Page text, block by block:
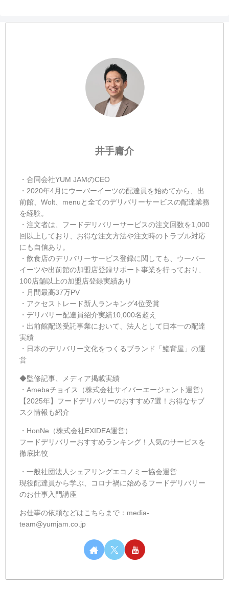
井手庸介
・合同会社YUM JAMのCEO
・2020年4月にウーバーイーツの配達員を始めてから、出
前館、Wolt、menuと全てのデリバリーサービスの配達業務
を経験。
・注文者は、フードデリバリーサービスの注文回数を1,000
回以上しており、お得な注文方法や注文時のトラブル対応
にも自信あり。
・飲食店のデリバリーサービス登録に関しても、ウーバー
イーツや出前館の加盟店登録サポート事業を行っており、
100店舗以上の加盟店登録実績あり
・月間最高37万PV
・アクセストレード新人ランキング4位受賞
・デリバリー配達員紹介実績10,000名超え
・出前館配送受託事業において、法人として日本一の配達
実績
・日本のデリバリー文化をつくるブランド「 鯔背屋 」の運
営
◆監修記事、メディア掲載実績
・Amebaチョイス（株式会社サイバーエージェント運営）
【2025年】フードデリバリーのおすすめ7選！お得なサブ
スク情報も紹介
・HonNe（株式会社EXIDEA運営）
フードデリバリーおすすめランキング！人気のサービスを
徹底比較
・一般社団法人シェアリングエコノミー協会運営
現役配達員から学ぶ、コロナ禍に始めるフードデリバリー
のお仕事入門講座
お仕事の依頼などはこちらまで：media-
team@yumjam.co.jp